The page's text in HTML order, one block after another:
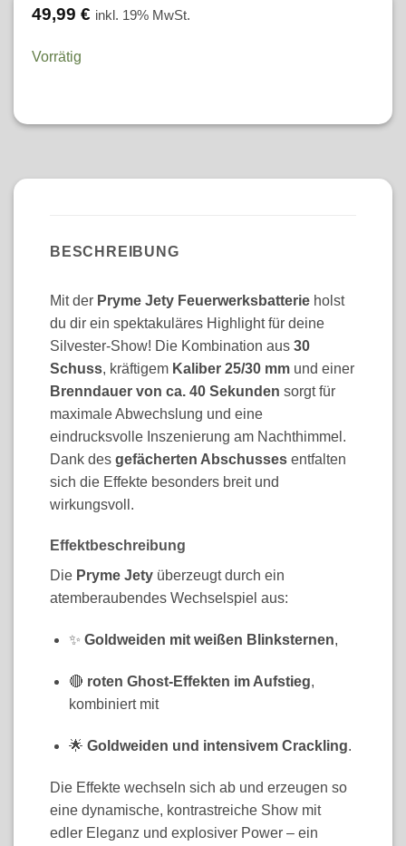
49,99 € inkl. 19% MwSt.
Vorrätig
BESCHREIBUNG
Mit der Pryme Jety Feuerwerksbatterie holst
du dir ein spektakuläres Highlight für deine
Silvester-Show! Die Kombination aus 30
Schuss, kräftigem Kaliber 25/30 mm und einer
Brenndauer von ca. 40 Sekunden sorgt für
maximale Abwechslung und eine
eindrucksvolle Inszenierung am Nachthimmel.
Dank des gefächerten Abschusses entfalten
sich die Effekte besonders breit und
wirkungsvoll.
Effektbeschreibung
Die Pryme Jety überzeugt durch ein
atemberaubendes Wechselspiel aus:
✨ Goldweiden mit weißen Blinksternen,
🔴 roten Ghost-Effekten im Aufstieg,
kombiniert mit
🌟 Goldweiden und intensivem Crackling.
Die Effekte wechseln sich ab und erzeugen so
eine dynamische, kontrastreiche Show mit
edler Eleganz und explosiver Power – ein